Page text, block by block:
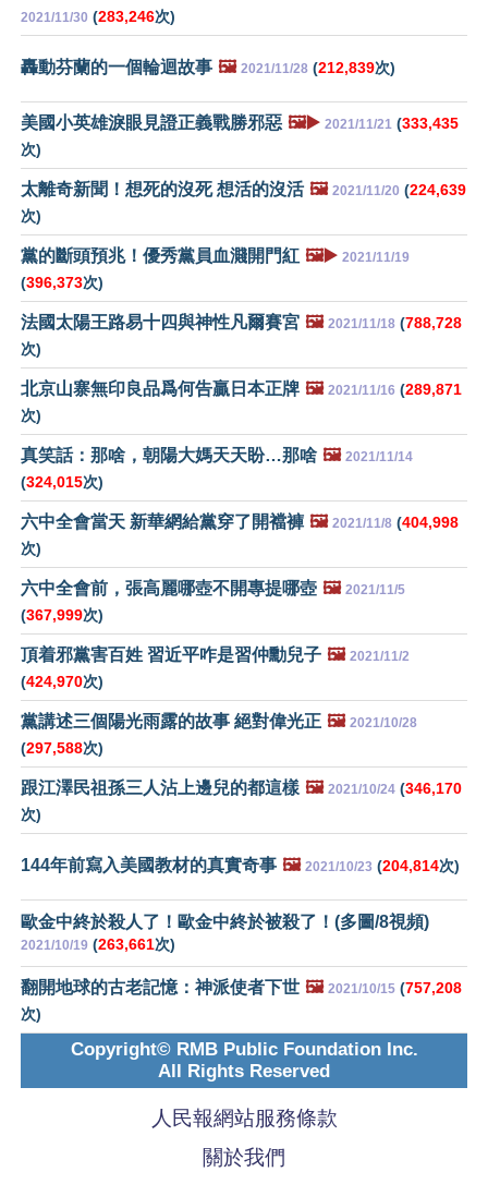
2021/11/30 (283,246次)
轟動芬蘭的一個輪迴故事 🖼️ 2021/11/28 (212,839次)
美國小英雄淚眼見證正義戰勝邪惡 🖼️▶️ 2021/11/21 (333,435
次)
太離奇新聞！想死的沒死 想活的沒活 🖼️ 2021/11/20 (224,639
次)
黨的斷頭預兆！優秀黨員血濺開門紅 🖼️▶️ 2021/11/19
(396,373次)
法國太陽王路易十四與神性凡爾賽宮 🖼️ 2021/11/18 (788,728
次)
北京山寨無印良品爲何告贏日本正牌 🖼️ 2021/11/16 (289,871
次)
真笑話：那啥，朝陽大媽天天盼…那啥 🖼️ 2021/11/14
(324,015次)
六中全會當天 新華網給黨穿了開襠褲 🖼️ 2021/11/8 (404,998
次)
六中全會前，張高麗哪壺不開專提哪壺 🖼️ 2021/11/5
(367,999次)
頂着邪黨害百姓 習近平咋是習仲勳兒子 🖼️ 2021/11/2
(424,970次)
黨講述三個陽光雨露的故事 絕對偉光正 🖼️ 2021/10/28
(297,588次)
跟江澤民祖孫三人沾上邊兒的都這樣 🖼️ 2021/10/24 (346,170
次)
144年前寫入美國教材的真實奇事 🖼️ 2021/10/23 (204,814次)
歐金中終於殺人了！歐金中終於被殺了！(多圖/8視頻)
2021/10/19 (263,661次)
翻開地球的古老記憶：神派使者下世 🖼️ 2021/10/15 (757,208
次)
Copyright© RMB Public Foundation Inc.
All Rights Reserved
人民報網站服務條款
關於我們